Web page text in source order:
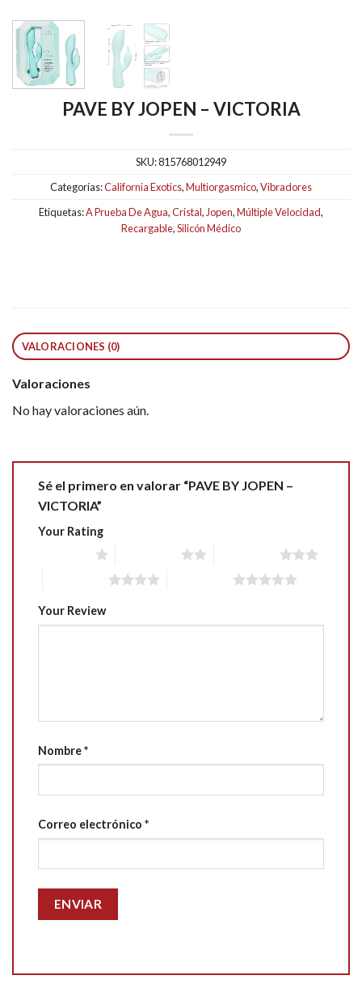
PAVE BY JOPEN – VICTORIA
SKU:815768012949
Categorías:California Exotics,Multiorgasmico,Vibradores
Etiquetas:A Prueba De Agua,Cristal, Jopen,Múltiple Velocidad,
Recargable,Silicón Médico
VALORACIONES (0)
Valoraciones
No hay valoraciones aún.
Sé el primero en valorar “PAVE BY JOPEN –
VICTORIA”
Your Rating
Your Review
Nombre*
Correo electrónico *